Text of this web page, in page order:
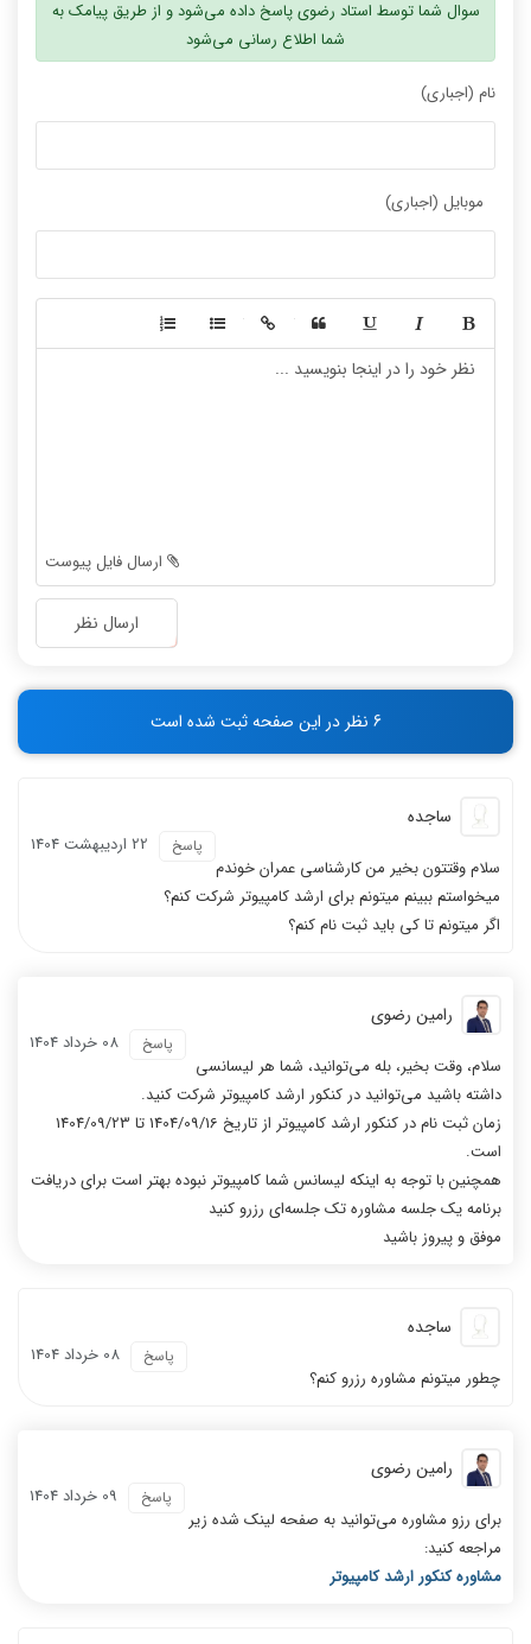
سوال شما توسط استاد رضوی پاسخ داده می‌شود و از طریق پیامک به
شما اطلاع رسانی می‌شود
نام (اجباری)
موبایل (اجباری)
-
-
-
-
-
-
-
ارسال نظر
6 نظر در این صفحه ثبت شده است
ساجده
22 ارديبهشت 1404 پاسخ
سلام وقتتون بخیر من کارشناسی عمران خوندم
میخواستم ببینم میتونم برای ارشد کامپیوتر شرکت کنم؟
اگر میتونم تا کی باید ثبت نام کنم؟
رامین رضوی
08 خرداد 1404 پاسخ
سلام، وقت بخیر، بله می‌توانید، شما هر لیسانسی
داشته باشید می‌توانید در کنکور ارشد کامپیوتر شرکت کنید.
زمان ثبت نام در کنکور ارشد کامپیوتر از تاریخ 1404/09/16 تا 1404/09/23
است.
همچنین با توجه به اینکه لیسانس شما کامپیوتر نبوده بهتر است برای دریافت
برنامه یک جلسه مشاوره تک جلسه‌ای رزرو کنید
موفق و پیروز باشید
ساجده
08 خرداد 1404 پاسخ
چطور میتونم مشاوره رزرو کنم؟
رامین رضوی
09 خرداد 1404 پاسخ
برای رزو مشاوره می‌توانید به صفحه لینک شده زیر
مراجعه کنید:
مشاوره کنکور ارشد کامپیوتر